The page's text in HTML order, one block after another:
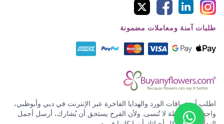
طلبات آمنة ومعاملات مضمونة
اطلب أروع باقات الورد والهدايا الفاخرة عبر الإنترنت في دبي وأبوظبي،
واجعل كل لحظة لا تُنسى. ولأن الفرح يستحق أن يُشارك، أرسل أجمل